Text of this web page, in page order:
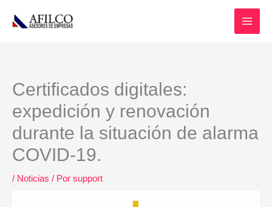
Certificados digitales:
expedición y renovación
durante la situación de alarma
COVID-19.
/ Noticias / Por support